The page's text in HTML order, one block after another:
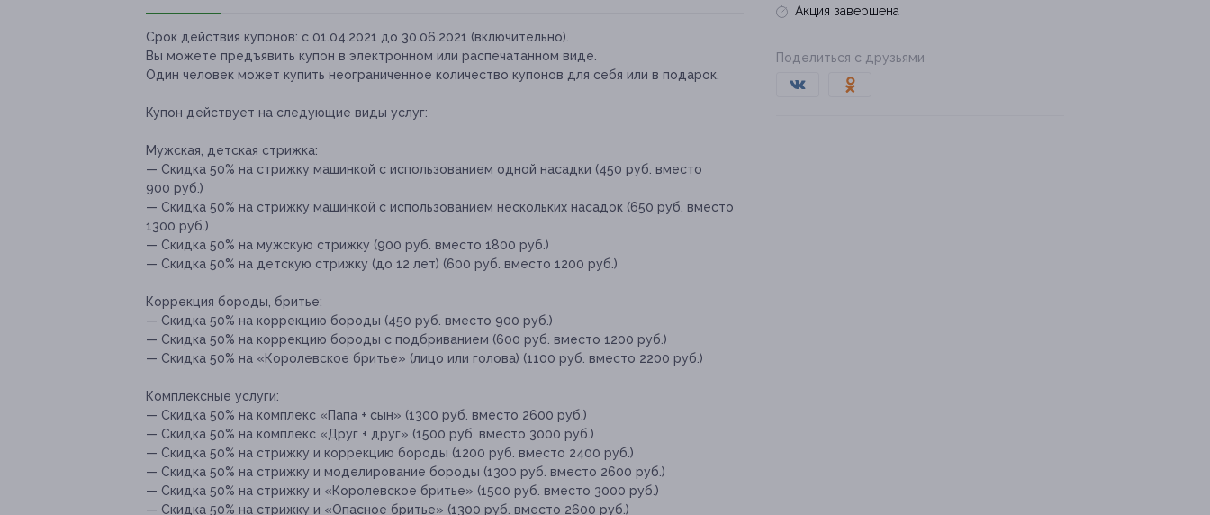
Акция завершена
Поделиться с друзьями
Срок действия купонов: с 01.04.2021 до 30.06.2021 (включительно).
Вы можете предъявить купон в электронном или распечатанном виде.
Один человек может купить неограниченное количество купонов для себя или в подарок.
Купон действует на следующие виды услуг:
Мужская, детская стрижка:
— Скидка 50% на стрижку машинкой с использованием одной насадки (450 руб. вместо
900 руб.)
— Скидка 50% на стрижку машинкой с использованием нескольких насадок (650 руб. вместо
1300 руб.)
— Скидка 50% на мужскую стрижку (900 руб. вместо 1800 руб.)
— Скидка 50% на детскую стрижку (до 12 лет) (600 руб. вместо 1200 руб.)
Коррекция бороды, бритье:
— Скидка 50% на коррекцию бороды (450 руб. вместо 900 руб.)
— Скидка 50% на коррекцию бороды с подбриванием (600 руб. вместо 1200 руб.)
— Скидка 50% на «Королевское бритье» (лицо или голова) (1100 руб. вместо 2200 руб.)
Комплексные услуги:
— Скидка 50% на комплекс «Папа + сын» (1300 руб. вместо 2600 руб.)
— Скидка 50% на комплекс «Друг + друг» (1500 руб. вместо 3000 руб.)
— Скидка 50% на стрижку и коррекцию бороды (1200 руб. вместо 2400 руб.)
— Скидка 50% на стрижку и моделирование бороды (1300 руб. вместо 2600 руб.)
— Скидка 50% на стрижку и «Королевское бритье» (1500 руб. вместо 3000 руб.)
— Скидка 50% на стрижку и «Опасное бритье» (1300 руб. вместо 2600 руб.)